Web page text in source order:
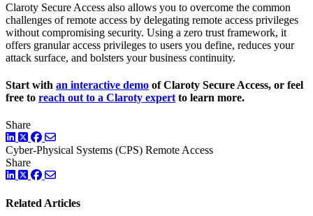
Claroty Secure Access also allows you to overcome the common
challenges of remote access by delegating remote access privileges
without compromising security. Using a zero trust framework, it
offers granular access privileges to users you define, reduces your
attack surface, and bolsters your business continuity.
Start with an interactive demo of Claroty Secure Access, or feel
free to reach out to a Claroty expert to learn more.
Share
LinkedIn
TwitterFacebook
Cyber-Physical Systems (CPS) Remote Access
Share
LinkedIn
TwitterFacebook
Related Articles